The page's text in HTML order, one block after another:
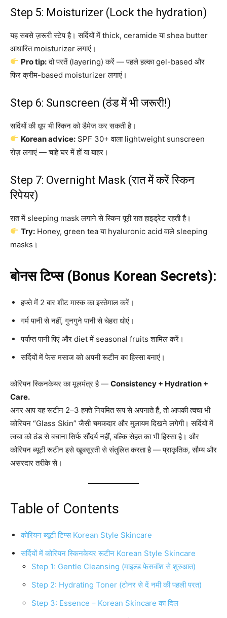
Step 5: Moisturizer (Lock the hydration)
यह सबसे ज़रूरी स्टेप है। सर्दियों में thick, ceramide या shea butter
आधारित moisturizer लगाएं।
Pro tip:दो परतें (layering) करें — पहले हल्का gel-based और
फिर क्रीम-based moisturizer लगाएं।
Step 6: Sunscreen (ठंड में भी जरूरी!)
सर्दियों की धूप भी स्किन को डैमेज कर सकती है।
Korean advice: SPF 30+ वाला lightweight sunscreen
रोज़ लगाएं — चाहे घर में हों या बाहर।
Step 7: Overnight Mask (रात में करें स्किन
रिपेयर)
रात में sleeping mask लगाने से स्किन पूरी रात हाइड्रेट रहती है।
Try: Honey, green tea या hyaluronic acid वाले sleeping
masks।
बोनस टिप्स (Bonus Korean Secrets):
हफ्ते में 2 बार शीट मास्क का इस्तेमाल करें।
गर्म पानी से नहीं, गुनगुने पानी से चेहरा धोएं।
पर्याप्त पानी पिएं और diet में seasonal fruits शामिल करें।
सर्दियों में फेस मसाज को अपनी रूटीन का हिस्सा बनाएं।
कोरियन स्किनकेयर का मूलमंत्र है — Consistency + Hydration +
Care.
अगर आप यह रूटीन 2–3 हफ्ते नियमित रूप से अपनाते हैं, तो आपकी त्वचा भी
कोरियन “Glass Skin” जैसी चमकदार और मुलायम दिखने लगेगी। सर्दियों में
त्वचा को ठंड से बचाना सिर्फ सौंदर्य नहीं, बल्कि सेहत का भी हिस्सा है। और
कोरियन ब्यूटी रूटीन इसे खूबसूरती से संतुलित करता है — प्राकृतिक, सौम्य और
असरदार तरीके से।
Table of Contents
कोरियन ब्यूटी टिप्स Korean Style Skincare
सर्दियों में कोरियन स्किनकेयर रूटीन Korean Style Skincare
Step 1: Gentle Cleansing (माइल्ड फेसवॉश से शुरुआत)
Step 2: Hydrating Toner (टोनर से दें नमी की पहली परत)
Step 3: Essence – Korean Skincare का दिल